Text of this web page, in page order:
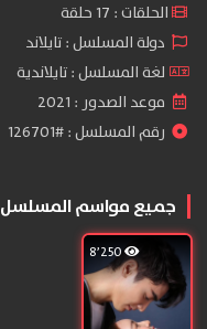
الحلقات : 17 حلقة
دولة المسلسل : تايلاند
لغة المسلسل : تايلاندية
موعد الصدور : 2021
رقم المسلسل : #126701
جميع مواسم المسلسل